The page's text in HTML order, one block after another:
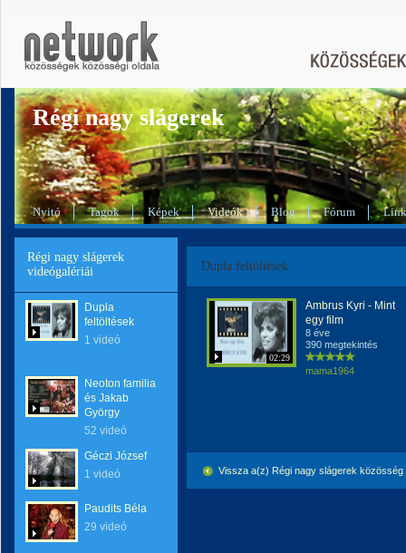
Régi nagy slágerek
Nyitó Tagok Képek Videók Blog Fórum
Régi nagy slágerek
videógalériái
Dupla
feltöltések
1 videó
Neoton familia
és Jakab
György
52 videó
Géczi József
1 videó
Paudits Béla
29 videó
Dupla feltöltések
02:29
Ambrus Kyri - Mint
egy film
8 éve
390 megtekintés
mama1964
Vissza a(z) Régi nagy slágerek